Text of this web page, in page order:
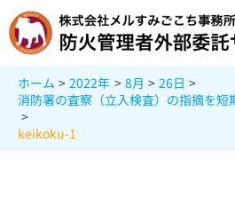
容
を
ホーム 2022年 8月
26日
消防署の査察（立入検査）の指摘を
keikoku-1